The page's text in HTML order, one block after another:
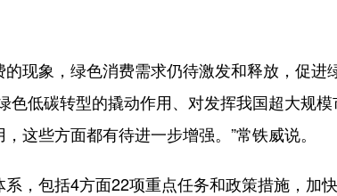
象，绿色消费需求仍待激发和释放，促进
色低碳转型的撬动作用、对发挥我国超大规
这些方面都有待进一步增强。”常铁威说。
包括4方面22项重点任务和政策措施，加